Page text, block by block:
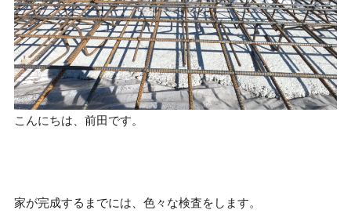
こんにちは、前田です。
家が完成するまでには、色々な検査をします。